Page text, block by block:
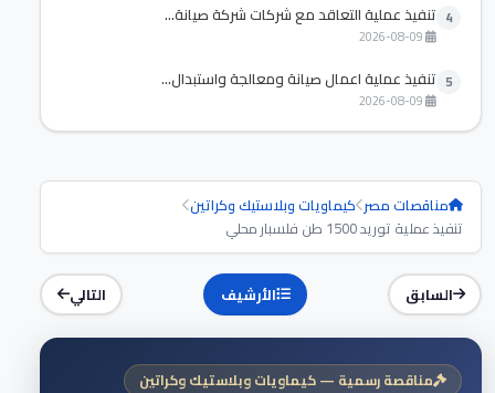
4 تنفيذ عملية التعاقد مع شركات شركة صيانة...
5 تنفيذ عملية اعمال صيانة ومعالجة واستبدال...
مناقصات مصر كيماويات وبلاستيك وكراتين
تنفيذ عملية توريد 1500 طن فلسبار محلي
السابق الأرشيف التالي
مناقصة رسمية — كيماويات وبلاستيك وكراتين